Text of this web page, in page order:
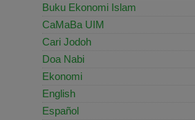
Buku Ekonomi Islam
CaMaBa UIM
Cari Jodoh
Doa Nabi
Ekonomi
English
Español